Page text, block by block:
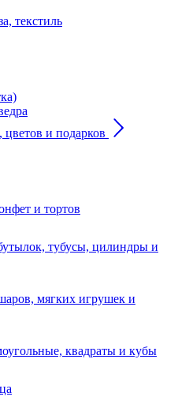
текстиль
и подарков
и тортов
тубусы, цилиндры и
мягких игрушек и
квадраты и кубы